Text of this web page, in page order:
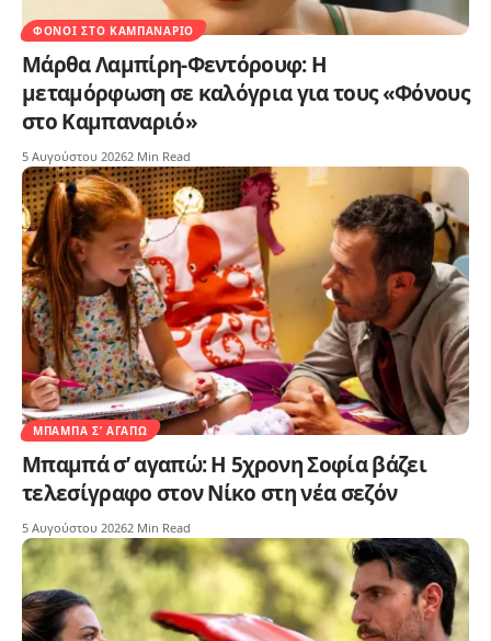
ΦΌΝΟΙ ΣΤΟ ΚΑΜΠΑΝΑΡΙΌ
Μάρθα Λαμπίρη-Φεντόρουφ: Η
μεταμόρφωση σε καλόγρια για τους «Φόνους
στο Καμπαναριό»
5 Αυγούστου 20262 Min Read
ΜΠΑΜΠΆ Σ’ ΑΓΑΠΏ
Μπαμπά σ’ αγαπώ: Η 5χρονη Σοφία βάζει
τελεσίγραφο στον Νίκο στη νέα σεζόν
5 Αυγούστου 20262 Min Read